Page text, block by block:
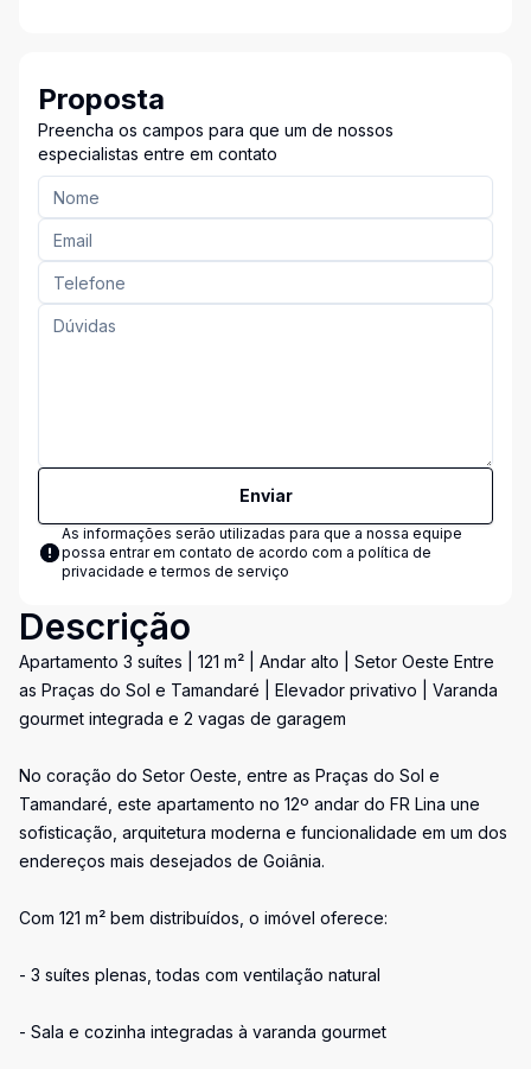
Proposta
Preencha os campos para que um de nossos
especialistas entre em contato
Enviar
As informações serão utilizadas para que a nossa equipe
possa entrar em contato de acordo com a política de
privacidade e termos de serviço
Descrição
Apartamento 3 suítes | 121 m² | Andar alto | Setor Oeste Entre
as Praças do Sol e Tamandaré | Elevador privativo | Varanda
gourmet integrada e 2 vagas de garagem
No coração do Setor Oeste, entre as Praças do Sol e
Tamandaré, este apartamento no 12º andar do FR Lina une
sofisticação, arquitetura moderna e funcionalidade em um dos
endereços mais desejados de Goiânia.
Com 121 m² bem distribuídos, o imóvel oferece:
- 3 suítes plenas, todas com ventilação natural
- Sala e cozinha integradas à varanda gourmet